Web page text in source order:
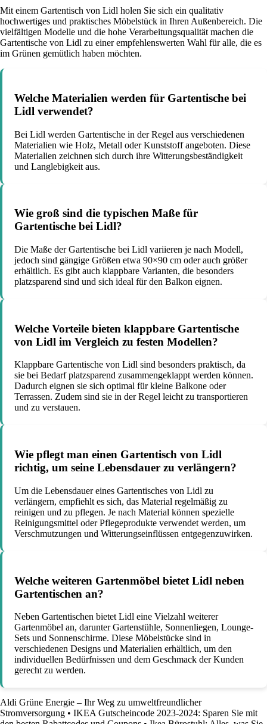
Mit einem Gartentisch von Lidl holen Sie sich ein qualitativ
hochwertiges und praktisches Möbelstück in Ihren Außenbereich. Die
vielfältigen Modelle und die hohe Verarbeitungsqualität machen die
Gartentische von Lidl zu einer empfehlenswerten Wahl für alle, die es
im Grünen gemütlich haben möchten.
Welche Materialien werden für Gartentische bei
Lidl verwendet?
Bei Lidl werden Gartentische in der Regel aus verschiedenen
Materialien wie Holz, Metall oder Kunststoff angeboten. Diese
Materialien zeichnen sich durch ihre Witterungsbeständigkeit
und Langlebigkeit aus.
Wie groß sind die typischen Maße für
Gartentische bei Lidl?
Die Maße der Gartentische bei Lidl variieren je nach Modell,
jedoch sind gängige Größen etwa 90×90 cm oder auch größer
erhältlich. Es gibt auch klappbare Varianten, die besonders
platzsparend sind und sich ideal für den Balkon eignen.
Welche Vorteile bieten klappbare Gartentische
von Lidl im Vergleich zu festen Modellen?
Klappbare Gartentische von Lidl sind besonders praktisch, da
sie bei Bedarf platzsparend zusammengeklappt werden können.
Dadurch eignen sie sich optimal für kleine Balkone oder
Terrassen. Zudem sind sie in der Regel leicht zu transportieren
und zu verstauen.
Wie pflegt man einen Gartentisch von Lidl
richtig, um seine Lebensdauer zu verlängern?
Um die Lebensdauer eines Gartentisches von Lidl zu
verlängern, empfiehlt es sich, das Material regelmäßig zu
reinigen und zu pflegen. Je nach Material können spezielle
Reinigungsmittel oder Pflegeprodukte verwendet werden, um
Verschmutzungen und Witterungseinflüssen entgegenzuwirken.
Welche weiteren Gartenmöbel bietet Lidl neben
Gartentischen an?
Neben Gartentischen bietet Lidl eine Vielzahl weiterer
Gartenmöbel an, darunter Gartenstühle, Sonnenliegen, Lounge-
Sets und Sonnenschirme. Diese Möbelstücke sind in
verschiedenen Designs und Materialien erhältlich, um den
individuellen Bedürfnissen und dem Geschmack der Kunden
gerecht zu werden.
Aldi Grüne Energie – Ihr Weg zu umweltfreundlicher
Stromversorgung • IKEA Gutscheincode 2023-2024: Sparen Sie mit